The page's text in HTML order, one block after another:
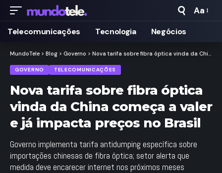
Fonte
Aa
Telecomunicações Tecnologia Negócios
MundoTele > Blog > Governo > Nova tarifa sobre fibra óptica vinda da China começa a valer e já impacta preços no Brasil
GOVERNO TELECOMUNICAÇÕES
Nova tarifa sobre fibra óptica
vinda da China começa a valer
e já impacta preços no Brasil
Governo implementa tarifa antidumping específica sobre
importações chinesas de fibra óptica; setor alerta que
medida deve encarecer internet nos próximos meses